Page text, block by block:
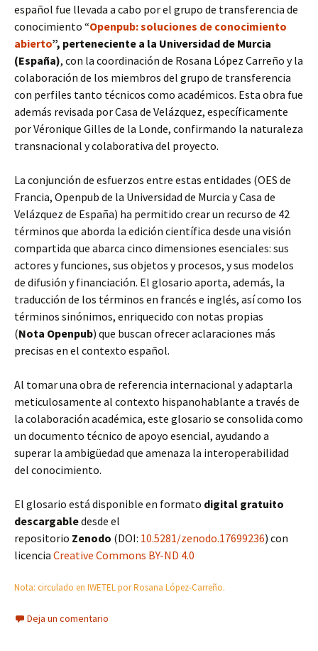
español fue llevada a cabo por el grupo de transferencia de
conocimiento “Openpub: soluciones de conocimiento
abierto”, perteneciente a la Universidad de Murcia
(España), con la coordinación de Rosana López Carreño y la
colaboración de los miembros del grupo de transferencia
con perfiles tanto técnicos como académicos. Esta obra fue
además revisada por Casa de Velázquez, específicamente
por Véronique Gilles de la Londe, confirmando la naturaleza
transnacional y colaborativa del proyecto.
La conjunción de esfuerzos entre estas entidades (OES de
Francia, Openpub de la Universidad de Murcia y Casa de
Velázquez de España) ha permitido crear un recurso de 42
términos que aborda la edición científica desde una visión
compartida que abarca cinco dimensiones esenciales: sus
actores y funciones, sus objetos y procesos, y sus modelos
de difusión y financiación. El glosario aporta, además, la
traducción de los términos en francés e inglés, así como los
términos sinónimos, enriquecido con notas propias
(Nota Openpub) que buscan ofrecer aclaraciones más
precisas en el contexto español.
Al tomar una obra de referencia internacional y adaptarla
meticulosamente al contexto hispanohablante a través de
la colaboración académica, este glosario se consolida como
un documento técnico de apoyo esencial, ayudando a
superar la ambigüedad que amenaza la interoperabilidad
del conocimiento.
El glosario está disponible en formato digital gratuito
descargabledesde el
repositorio Zenodo (DOI: 10.5281/zenodo.17699236) con
licencia Creative Commons BY-ND 4.0
Nota: circulado en IWETEL por Rosana López-Carreño.
Deja un comentario